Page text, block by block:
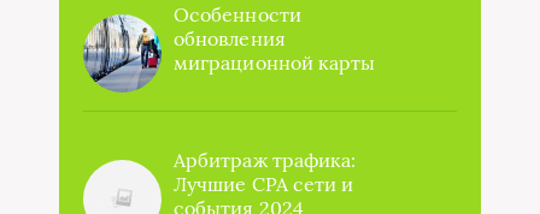
Особенности
обновления
миграционной карты
Арбитраж трафика:
Лучшие CPA сети и
события 2024